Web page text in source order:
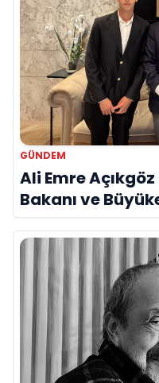
GÜNDEM
Ali Emre
Bakanı ve
Bir Araya Geldi